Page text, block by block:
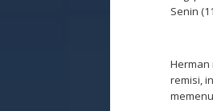
Senin
Herman
remisi,